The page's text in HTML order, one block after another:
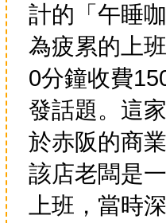
計的「午睡
為疲累的上
0分鐘收費
發話題。這
於赤阪的商
該店老闆是
上班，當時